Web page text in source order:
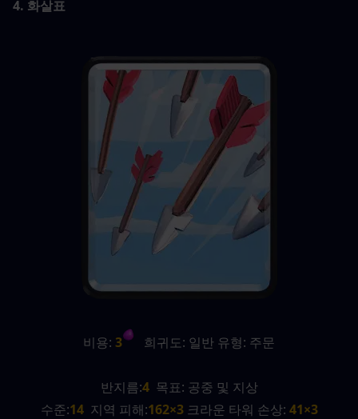
4. 화살표
비용: 3 희귀도: 일반 유형: 주문
반지름:4 목표: 공중 및 지상
수준:14 지역 피해:162×3 크라운 타워 손상: 41×3